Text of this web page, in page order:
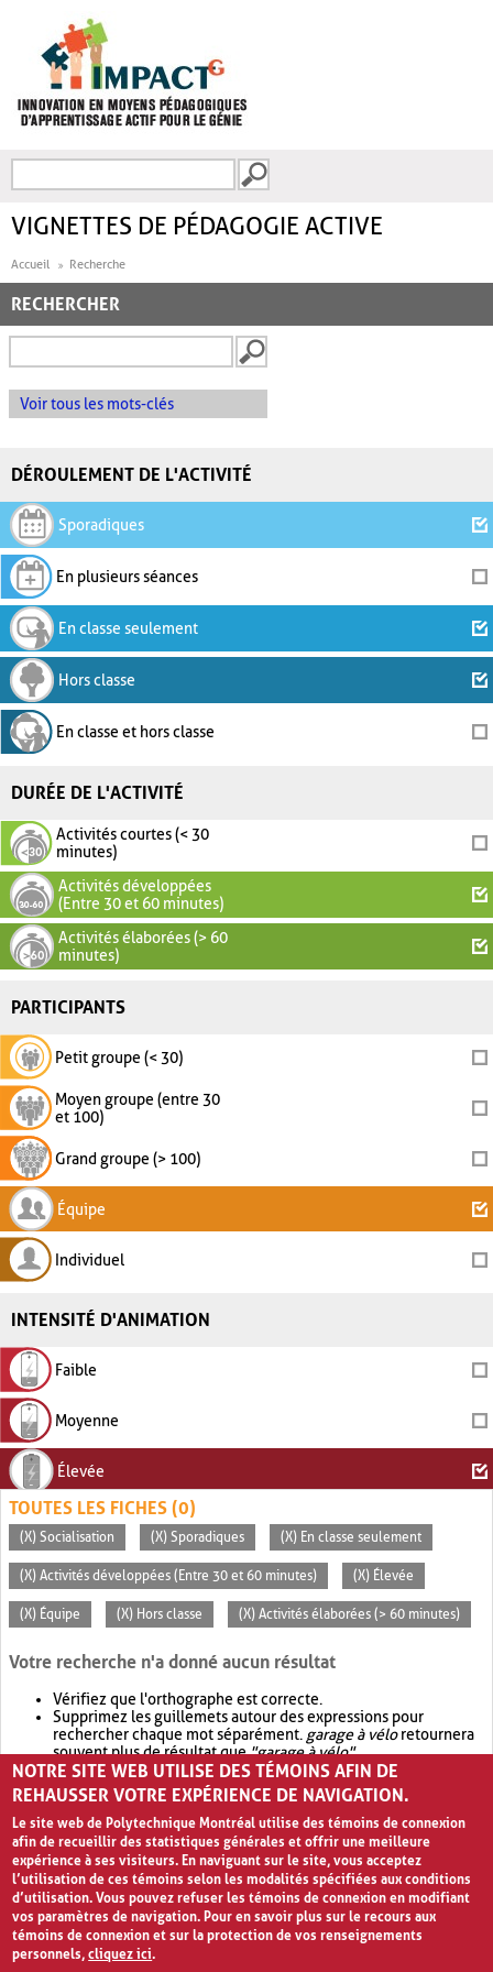
FORMULAIRE DE
VIGNETTES DE PÉDAGOGIE ACTIVE
Accueil Recherche
RECHERCHER
Voir tous les mots-clés
DÉROULEMENT DE L'ACTIVITÉ
Sporadiques
En plusieurs séances
En classe seulement
Hors classe
En classe et hors classe
DURÉE DE L'ACTIVITÉ
Activités courtes (< 30
minutes)
Activités développées
(Entre 30 et 60 minutes)
Activités élaborées (> 60
minutes)
PARTICIPANTS
Petit groupe (< 30)
Moyen groupe (entre 30
et 100)
Grand groupe (> 100)
Équipe
Individuel
INTENSITÉ D'ANIMATION
Faible
Moyenne
Élevée
TOUTES LES FICHES (0)
(X) Socialisation (X) Sporadiques (X) En classe seulement
(X) Activités développées (Entre 30 et 60 minutes) (X) Élevée
(X) Équipe (X) Hors classe (X) Activités élaborées (> 60 minutes)
Votre recherche n'a donné aucun résultat
Vérifiez que l'orthographe est correcte.
Supprimez les guillemets autour des expressions pour
rechercher chaque mot séparément. garage à véloretournera
souvent plus de résultat que"garage à vélo".
Envisagez d'élargir votre recherche avec OR.garage OR vélo
retournera souvent plus de résultat quegarage à vélo
NOTRE SITE WEB UTILISE DES TÉMOINS AFIN DE
REHAUSSER VOTRE EXPÉRIENCE DE NAVIGATION.
Le site web de Polytechnique Montréal utilise des témoins de connexion
afin de recueillir des statistiques générales et offrir une meilleure
expérience à ses visiteurs. En naviguant sur le site, vous acceptez
l’utilisation de ces témoins selon les modalités spécifiées aux conditions
d’utilisation. Vous pouvez refuser les témoins de connexion en modifiant
vos paramètres de navigation. Pour en savoir plus sur le recours aux
témoins de connexion et sur la protection de vos renseignements
personnels,cliquez ici.